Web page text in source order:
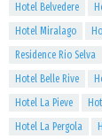
Hotel Belvedere
Hotel Miralago
Residence Rio Selva
Hotel Belle Rive
Hotel La Pieve
Hotel La Pergola